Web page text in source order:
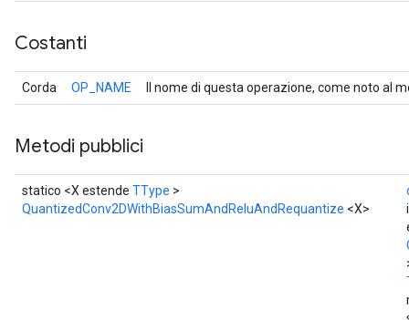
Costanti
Corda OP_NAME Il nome di questa operazione, come noto al
Metodi pubblici
statico <X estende TType >
QuantizedConv2DWithBiasSumAndReluAndRequantize <X>